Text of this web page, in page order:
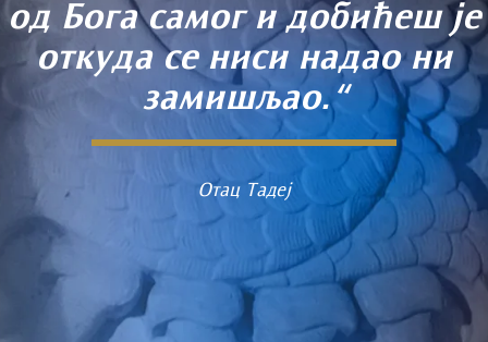
од Бога самог и добићеш је
откуда се ниси надао ни
замишљао.“
Отац Тадеј